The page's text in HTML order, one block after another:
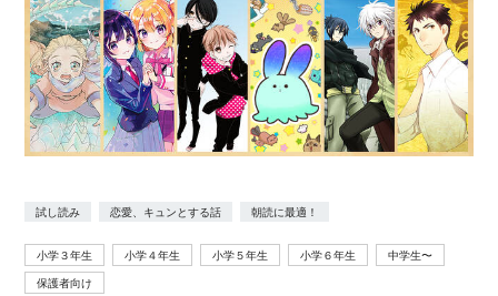
試し読み 恋愛、キュンとする話 朝読に最適！
小学３年生 小学４年生 小学５年生 小学６年生
中学生〜
保護者向け